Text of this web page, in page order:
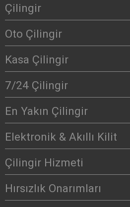
Çilingir
Oto Çilingir
Kasa Çilingir
7/24 Çilingir
En Yakın Çilingir
Elektronik & Akıllı Kilit
Çilingir Hizmeti
Hırsızlık Onarımları